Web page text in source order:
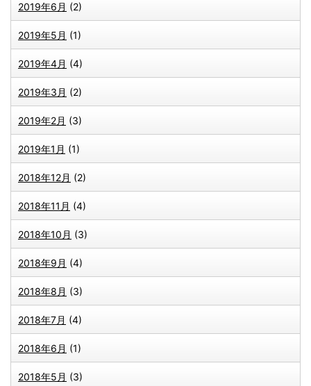
2019年6月 (2)
2019年5月 (1)
2019年4月 (4)
2019年3月 (2)
2019年2月 (3)
2019年1月 (1)
2018年12月 (2)
2018年11月 (4)
2018年10月 (3)
2018年9月 (4)
2018年8月 (3)
2018年7月 (4)
2018年6月 (1)
2018年5月 (3)